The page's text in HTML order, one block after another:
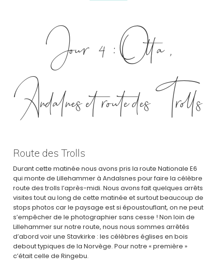
Jour 4 : Otta,
Andalnes et route des Trolls
Route des Trolls
Durant cette matinée nous avons pris la route Nationale E6
qui monte de Lillehammer à Andalsnes pour faire la célèbre
route des trolls l’après-midi. Nous avons fait quelques arrêts
visites tout au long de cette matinée et surtout beaucoup de
stops photos car le paysage est si époustouflant, on ne peut
s’empêcher de le photographier sans cesse ! Non loin de
Lillehammer sur notre route, nous nous sommes arrêtés
d’abord voir une Stavkirke : les célèbres églises en bois
debout typiques de la Norvège. Pour notre « première »
c’était celle de Ringebu.